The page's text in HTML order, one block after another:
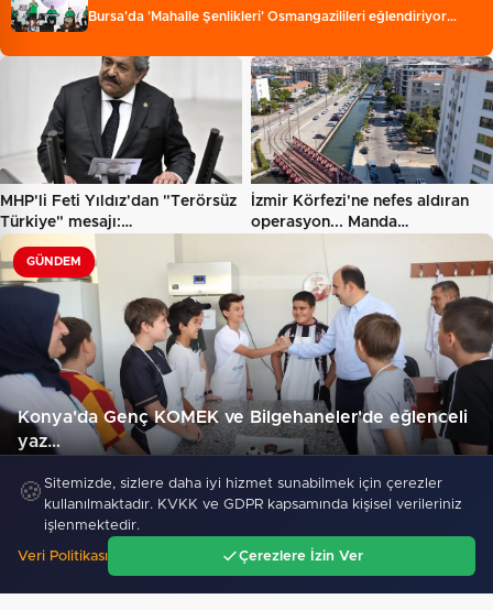
Bursa'da 'Mahalle Şenlikleri' Osmangazilileri eğlendiriyor…
MHP'li Feti Yıldız'dan "Terörsüz
Türkiye" mesajı:…
İzmir Körfezi'ne nefes aldıran
operasyon... Manda…
GÜNDEM
Konya'da Genç KOMEK ve Bilgehaneler'de eğlenceli
yaz…
"ABD'de öldürülen Sebahattin Çiftçi'nin
eşinden adalet çağrısı: İki yıldır mağduruz…"
🍪 Sitemizde, sizlere daha iyi hizmet sunabilmek için çerezler
kullanılmaktadır. KVKK ve GDPR kapsamında kişisel verileriniz
işlenmektedir.
Veri Politikası Çerezlere İzin Ver
Gündem Ara Menü